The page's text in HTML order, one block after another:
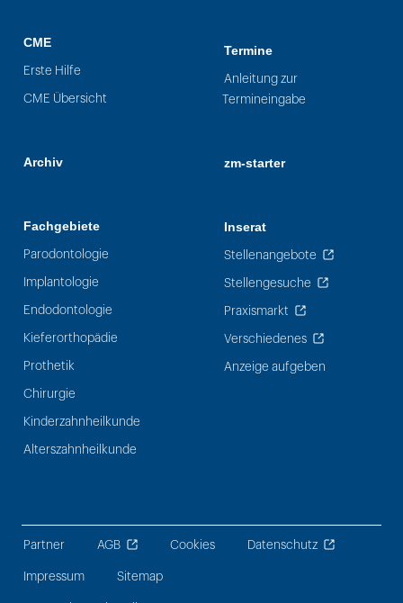
CME
Erste Hilfe
CME Übersicht
Archiv
Fachgebiete
Parodontologie
Implantologie
Endodontologie
Kieferorthopädie
Prothetik
Chirurgie
Kinderzahnheilkunde
Alterszahnheilkunde
Termine
Anleitung zur
Termineingabe
zm-starter
Inserat
Stellenangebote
Stellengesuche
Praxismarkt
Verschiedenes
Anzeige aufgeben
Partner AGB Cookies Datenschutz
Impressum Sitemap